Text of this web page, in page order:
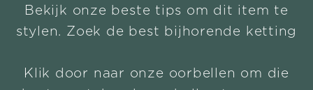
Bekijk onze beste tips om dit item te
stylen. Zoek de best bijhorende ketting
Klik door naar onze oorbellen om die